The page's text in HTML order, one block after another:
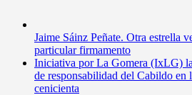
Jaime Sáinz Peñate. Otra estrella
particular firmamento
Iniciativa por La Gomera (IxLG)
de responsabilidad del Cabildo en
cenicienta